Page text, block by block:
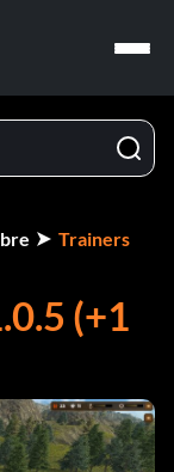
Trainers
(+1